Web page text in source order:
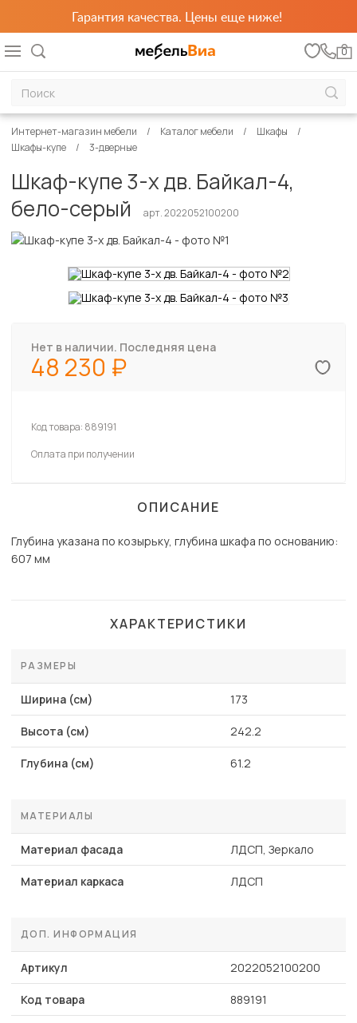
Гарантия качества. Цены еще ниже!
0
Интернет-магазин мебели Каталог мебели
Шкафы
Шкафы-купе
3-дверные
Шкаф-купе 3-х дв. Байкал-4,
бело-серый
арт. 2022052100200
Нет в наличии. Последняя цена
48 230
Код товара: 889191
Оплата при получении
ОПИСАНИЕ
Глубина указана по козырьку, глубина шкафа по основанию:
607 мм
ХАРАКТЕРИСТИКИ
РАЗМЕРЫ
Ширина (см) 173
Высота (см) 242.2
Глубина (см) 61.2
МАТЕРИАЛЫ
Материал фасада ЛДСП, Зеркало
Материал каркаса ЛДСП
ДОП. ИНФОРМАЦИЯ
Артикул 2022052100200
Код товара 889191